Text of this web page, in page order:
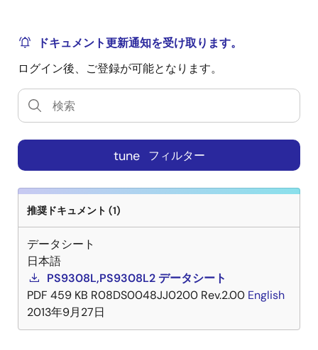
ドキュメント更新通知を受け取ります。
ログイン後、ご登録が可能となります。
tune フィルター
推奨ドキュメント (1)
データシート
日本語
PS9308L,PS9308L2 データシート
PDF 459 KB R08DS0048JJ0200 Rev.2.00 English
2013年9月27日